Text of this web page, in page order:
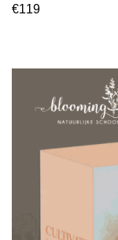
€119